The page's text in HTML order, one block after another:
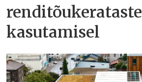
renditõukerataste
kasutamisel